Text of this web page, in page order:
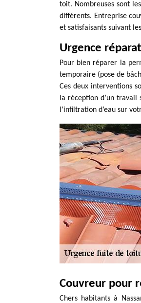
toit. Nombreuses sont
différents. Entreprise
et satisfaisants suivant
Urgence
Pour bien réparer la
temporaire (pose de
Ces deux interventions
la réception d’un
l’infiltration d’eau sur
Couvreur pour
Chers habitants à